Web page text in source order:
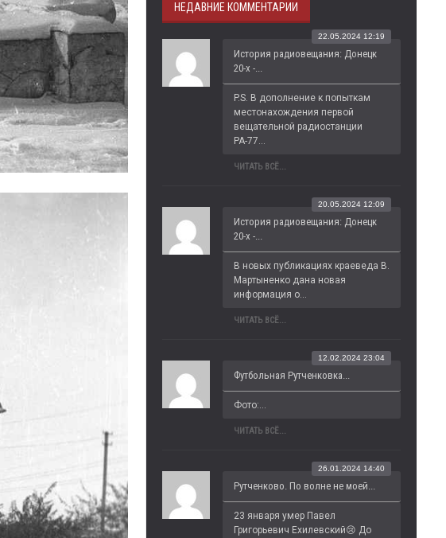
НЕДАВНИЕ КОММЕНТАРИИ
История радиовещания: Донецк
20-х -...
22.05.2024 12:19
P.S. В дополнение к попыткам
местонахождения первой
вещательной радиостанции
РА-77...
ЧИТАТЬ ВСЁ...
История радиовещания: Донецк
20-х -...
20.05.2024 12:09
В новых публикациях краеведа В.
Мартыненко дана новая
информация о...
ЧИТАТЬ ВСЁ...
Футбольная Рутченковка...
12.02.2024 23:04
Фото:...
ЧИТАТЬ ВСЁ...
Рутченково. По волне не моей...
26.01.2024 14:40
23 января умер Павел
Григорьевич Ехилевский😢 До